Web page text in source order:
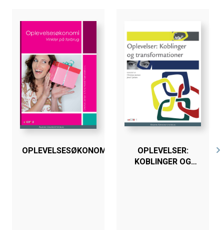
oplevelser potentielt kan skabe mere bæredygtige
forestillinger og praksisser og dermed påvirke, måske
endog ændre de kulturelle mønstre og socioøkonomiske
rationaler, som ligger til grund for bæredygtighedskrisen.
Bogen henvender sig til forskere, studerende og andre
interesserede, der vil undersøge sammenhængen
mellem æstetik og bæredygtighed.
OPLEVELSESØKONOMI
OPLEVELSER:
KOBLINGER OG